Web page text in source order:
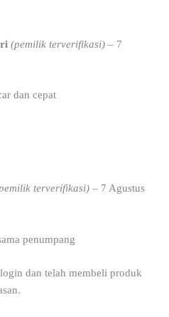
(pemilik terverifikasi) – 7
dan cepat
terverifikasi) – 7 Agustus
penumpang
dan telah membeli produk